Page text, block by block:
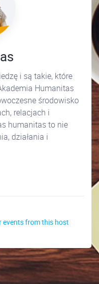
i są takie, które
Humanitas
środowisko
relacjach i
humanitas to nie
działania i
events from this host